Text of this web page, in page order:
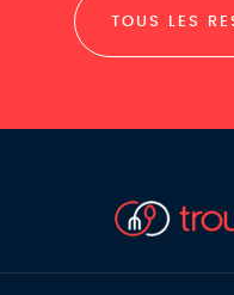
TOUS LES